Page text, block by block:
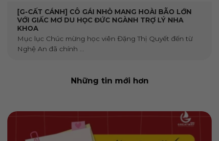
[G-CẤT CÁNH] CÔ GÁI NHỎ MANG HOÀI BÃO LỚN
VỚI GIẤC MƠ DU HỌC ĐỨC NGÀNH TRỢ LÝ NHA
KHOA
Mục lục Chúc mừng học viên Đặng Thị Quyết đến từ
Nghệ An đã chính ...
Những tin mới hơn